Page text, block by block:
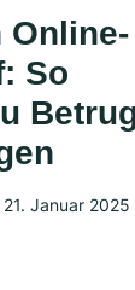
Online-
So
21. Januar 2025